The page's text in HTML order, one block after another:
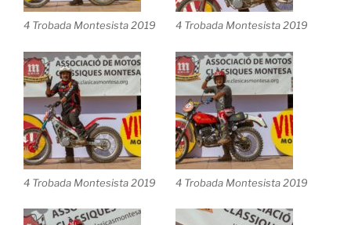
4 Trobada Montesista 2019 4 Trobada Montesista 2019
4 Trobada Montesista 2019 4 Trobada Montesista 2019